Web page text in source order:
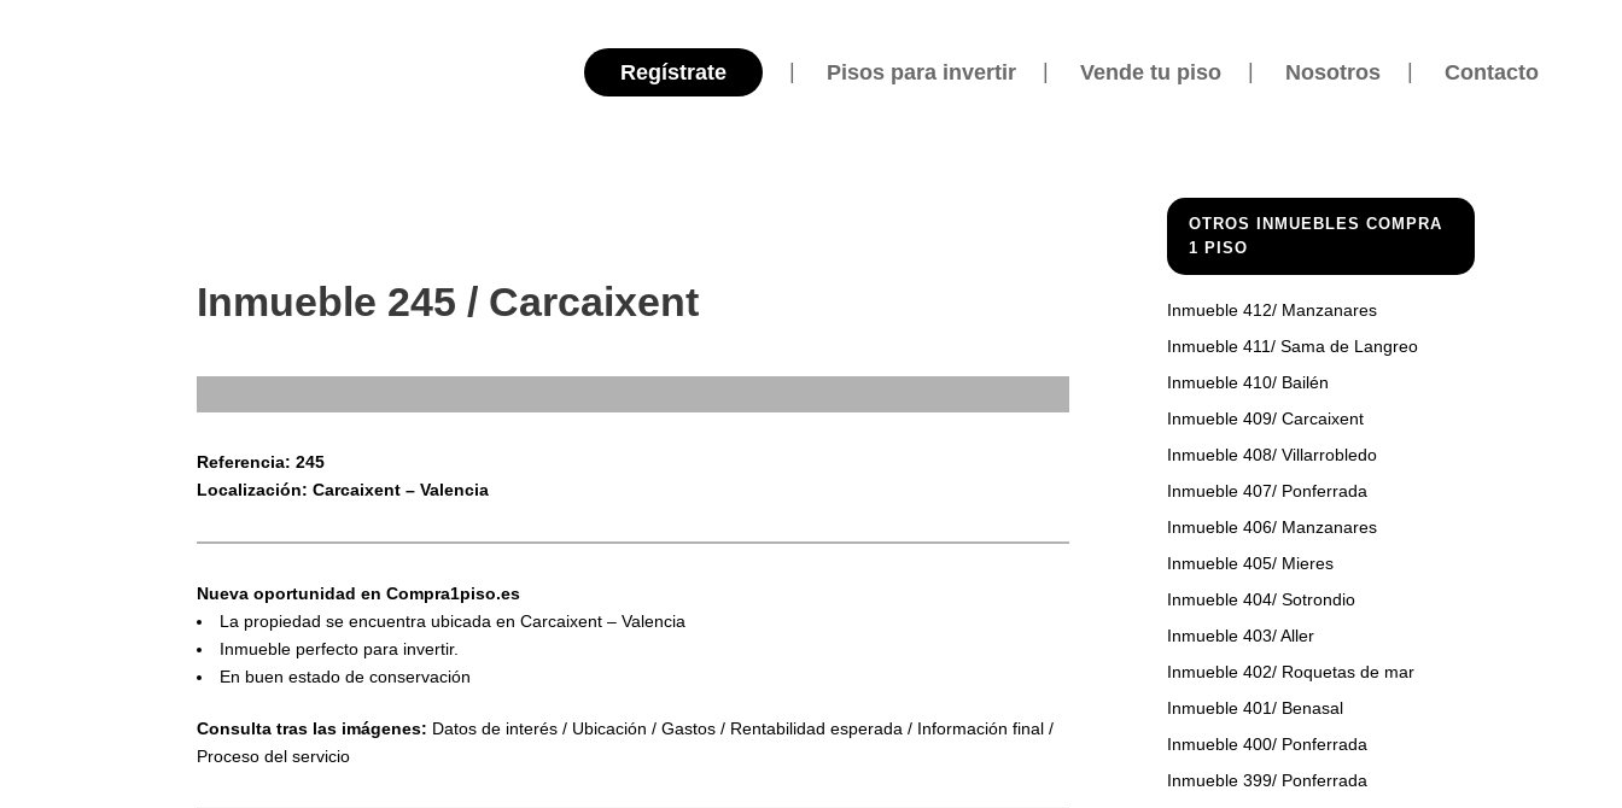
Regístrate Pisos para invertir Vende tu piso Nosotros Contacto
Inmueble 245 / Carcaixent
Referencia: 245
Localización: Carcaixent – Valencia
Nueva oportunidad en Compra1piso.es
La propiedad se encuentra ubicada en Carcaixent – Valencia
Inmueble perfecto para invertir.
En buen estado de conservación
Consulta tras las imágenes: Datos de interés / Ubicación / Gastos / Rentabilidad esperada / Información final /
Proceso del servicio
OTROS INMUEBLES COMPRA
1 PISO
Inmueble 412/ Manzanares
Inmueble 411/ Sama de Langreo
Inmueble 410/ Bailén
Inmueble 409/ Carcaixent
Inmueble 408/ Villarrobledo
Inmueble 407/ Ponferrada
Inmueble 406/ Manzanares
Inmueble 405/ Mieres
Inmueble 404/ Sotrondio
Inmueble 403/ Aller
Inmueble 402/ Roquetas de mar
Inmueble 401/ Benasal
Inmueble 400/ Ponferrada
Inmueble 399/ Ponferrada